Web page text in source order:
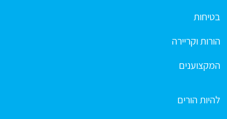
בטיחות
הורות וקריירה
המקצוענים
להיות הורים